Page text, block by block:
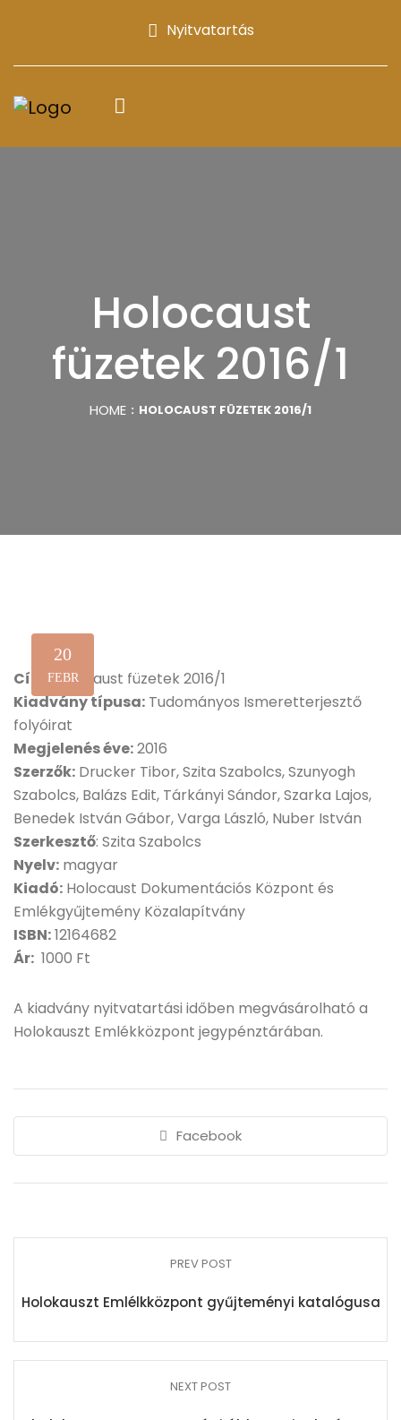
Nyitvatartás
Holocaust
füzetek 2016/1
HOME HOLOCAUST FÜZETEK 2016/1
20
FEBR
Cím:Holocaust füzetek 2016/1
Kiadvány típusa: Tudományos Ismeretterjesztő
folyóirat
Megjelenés éve:2016
Szerzők: Drucker Tibor, Szita Szabolcs, Szunyogh
Szabolcs, Balázs Edit, Tárkányi Sándor, Szarka Lajos,
Benedek István Gábor, Varga László, Nuber István
Szerkesztő: Szita Szabolcs
Nyelv: magyar
Kiadó: Holocaust Dokumentációs Központ és
Emlékgyűjtemény Közalapítvány
ISBN:12164682
Ár: 1000 Ft
A kiadvány nyitvatartási időben megvásárolható a
Holokauszt Emlékközpont jegypénztárában.
Facebook
PREV POST
Holokauszt Emlélkközpont gyűjteményi katalógusa
NEXT POST